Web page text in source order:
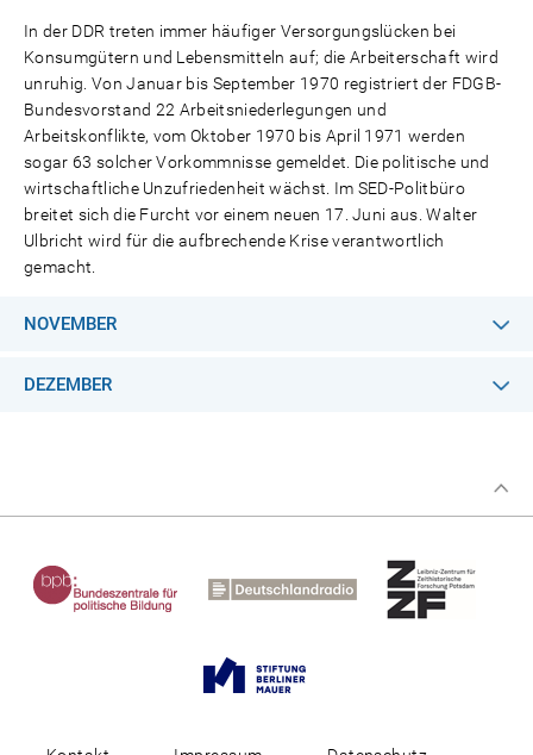
In der DDR treten immer häufiger Versorgungslücken bei
Konsumgütern und Lebensmitteln auf; die Arbeiterschaft wird
unruhig. Von Januar bis September 1970 registriert der FDGB-
Bundesvorstand 22 Arbeitsniederlegungen und
Arbeitskonflikte, vom Oktober 1970 bis April 1971 werden
sogar 63 solcher Vorkommnisse gemeldet. Die politische und
wirtschaftliche Unzufriedenheit wächst. Im SED-Politbüro
breitet sich die Furcht vor einem neuen 17. Juni aus. Walter
Ulbricht wird für die aufbrechende Krise verantwortlich
gemacht.
NOVEMBER
DEZEMBER